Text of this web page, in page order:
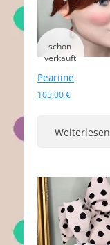
Pearline
105,00€
Weiterlesen